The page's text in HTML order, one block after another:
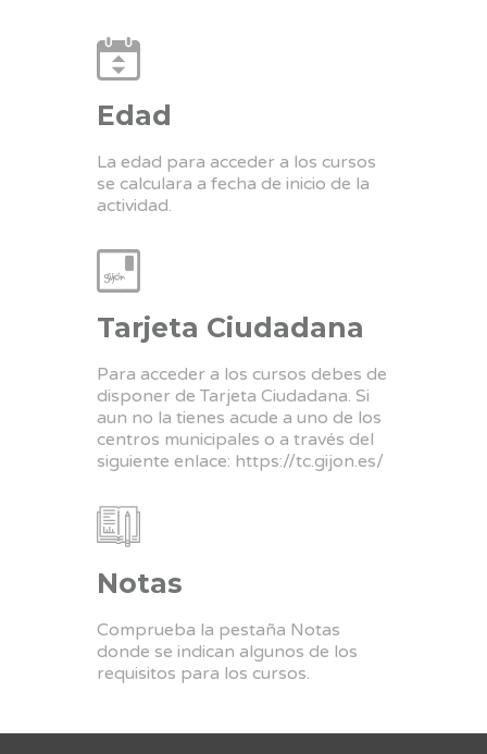
Edad
La edad para acceder a los cursos
se calculara a fecha de inicio de la
actividad.
Tarjeta Ciudadana
Para acceder a los cursos debes de
disponer de Tarjeta Ciudadana. Si
aun no la tienes acude a uno de los
centros municipales o a través del
siguiente enlace: https://tc.gijon.es/
Notas
Comprueba la pestaña Notas
donde se indican algunos de los
requisitos para los cursos.